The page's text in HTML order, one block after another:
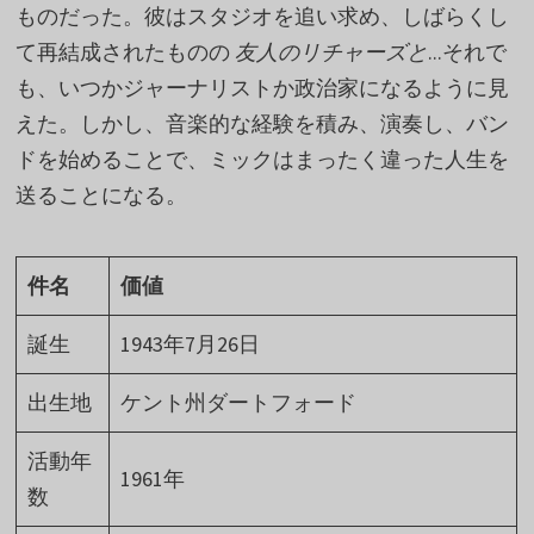
ものだった。彼はスタジオを追い求め、しばらくし
て再結成されたものの 友人のリチャーズと...それで
も、いつかジャーナリストか政治家になるように見
えた。しかし、音楽的な経験を積み、演奏し、バン
ドを始めることで、ミックはまったく違った人生を
送ることになる。
件名 価値
誕生 1943年7月26日
出生地 ケント州ダートフォード
活動年
数
1961年